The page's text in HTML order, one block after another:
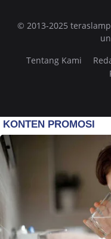
© 2013-2025
Tentang Kami